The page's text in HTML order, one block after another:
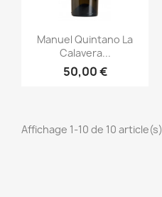
Aperçu rapide
Manuel Quintano La
Calavera...
50,00 €
Affichage 1-10 de 10 article(s)